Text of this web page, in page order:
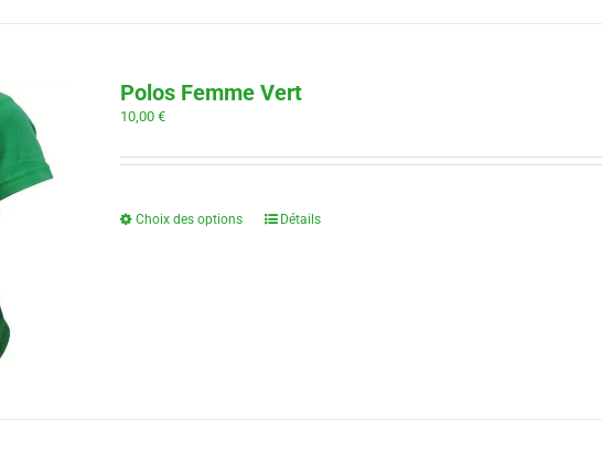
Polos Femme Vert
10,00€
Choix des options Détails